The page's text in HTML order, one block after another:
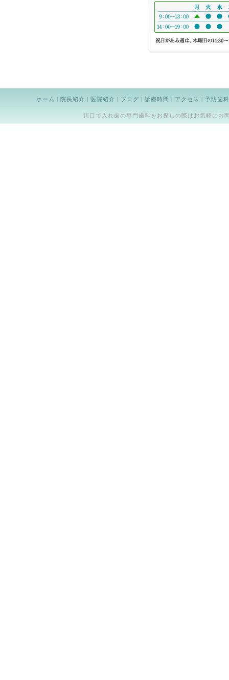
ホーム | 院長紹介 | 医院紹介 | ブログ | 診療時間 | アクセス | 予防歯科
川口で入れ歯の専門歯科をお探しの際はお気軽に